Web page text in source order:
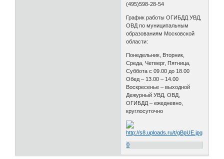
(495)598-28-54
График работы ОГИБДД УВД,
ОВД по муниципальным
образованиям Московской
области:
Понедельник, Вторник,
Среда, Четверг, Пятница,
Суббота c 09.00 до 18.00
Обед – 13.00 – 14.00
Воскресенье – выходной
Дежурный УВД, ОВД,
ОГИБДД – ежедневно,
круглосуточно
0